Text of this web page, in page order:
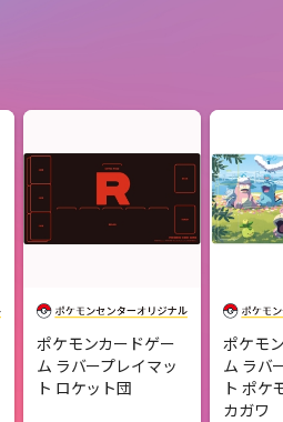
ポケモンカードゲー
ム ラバープレイマッ
ト ロケット団
ポケモ
ム ラバ
ト ポケ
カガワ